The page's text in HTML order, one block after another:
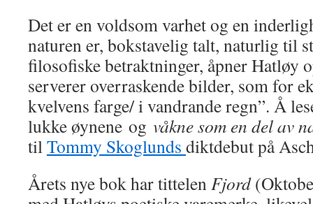
Det er en voldsom varhet og en
naturen er, bokstavelig talt, naturlig til
filosofiske betraktninger, åpner Hatløy
serverer overraskende bilder, som for
kvelvens farge/ i vandrande regn”. Å
lukke øynene og våkne som en del av
tilTommy Skoglunds diktdebut på
Årets nye bok har tittelenFjord